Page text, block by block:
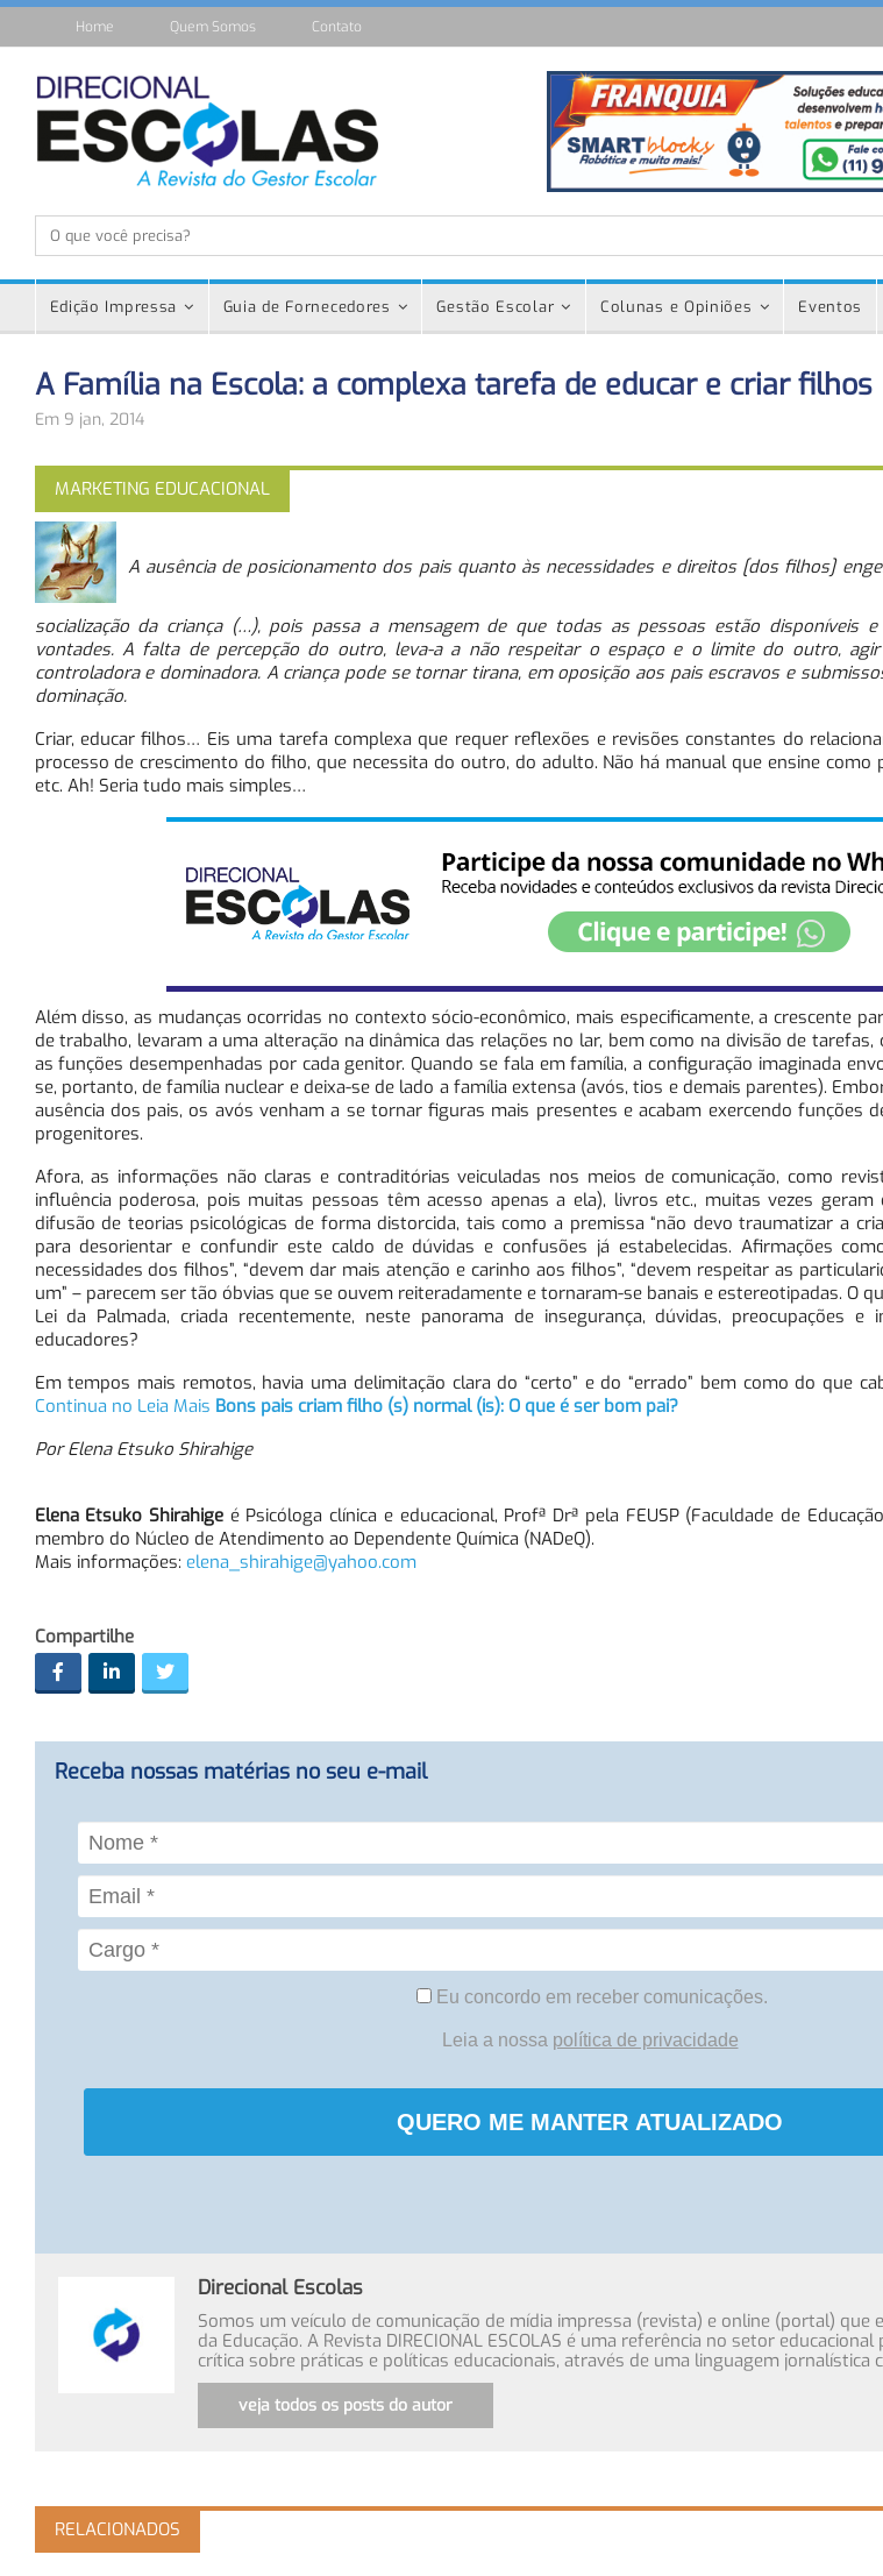
Home Quem Somos Contato
Edição Impressa Guia de Fornecedores Gestão Escolar Colunas e Opiniões Eventos
A Família na Escola: a complexa tarefa de educar e criar filhos
Em 9 jan, 2014
MARKETING EDUCACIONAL
A ausência de posicionamento dos pais quanto às necessidades e direitos [dos filhos]
socialização da criança (…), pois passa a mensagem de que todas as pessoas estão disponíveis
vontades. A falta de percepção do outro, leva-a a não respeitar o espaço e o limite do outro, agir
controladora e dominadora. A criança pode se tornar tirana, em oposição aos pais escravos e
dominação.
Criar, educar filhos… Eis uma tarefa complexa que requer reflexões e revisões constantes do
processo de crescimento do filho, que necessita do outro, do adulto. Não há manual que ensine como
etc. Ah! Seria tudo mais simples…
Além disso, as mudanças ocorridas no contexto sócio-econômico, mais especificamente, a crescente
de trabalho, levaram a uma alteração na dinâmica das relações no lar, bem como na divisão de
as funções desempenhadas por cada genitor. Quando se fala em família, a configuração imaginada
se, portanto, de família nuclear e deixa-se de lado a família extensa (avós, tios e demais parentes).
ausência dos pais, os avós venham a se tornar figuras mais presentes e acabam exercendo funções
progenitores.
Afora, as informações não claras e contraditórias veiculadas nos meios de comunicação, como
influência poderosa, pois muitas pessoas têm acesso apenas a ela), livros etc., muitas vezes
difusão de teorias psicológicas de forma distorcida, tais como a premissa “não devo traumatizar a
para desorientar e confundir este caldo de dúvidas e confusões já estabelecidas. Afirmações
necessidades dos filhos”, “devem dar mais atenção e carinho aos filhos”, “devem respeitar as
um” – parecem ser tão óbvias que se ouvem reiteradamente e tornaram-se banais e estereotipadas. O
Lei da Palmada, criada recentemente, neste panorama de insegurança, dúvidas, preocupações
educadores?
Em tempos mais remotos, havia uma delimitação clara do “certo” e do “errado” bem como do que
Continua no Leia Mais Bons pais criam filho (s) normal (is): O que é ser bom pai?
Por Elena Etsuko Shirahige
Elena Etsuko Shirahigeé Psicóloga clínica e educacional, Profª Drª pela FEUSP (Faculdade de
membro do Núcleo de Atendimento ao Dependente Química (NADeQ).
Mais informações: elena_shirahige@yahoo.com
Compartilhe
Receba nossas matérias no seu e-mail
Eu concordo em receber comunicações.
Leia a nossa política de privacidade
QUERO ME MANTER ATUALIZADO
Direcional Escolas
Somos um veículo de comunicação de mídia impressa (revista) e online (portal) que
da Educação. A Revista DIRECIONAL ESCOLAS é uma referência no setor
crítica sobre práticas e políticas educacionais, através de uma linguagem jornalística
veja todos os posts do autor
RELACIONADOS